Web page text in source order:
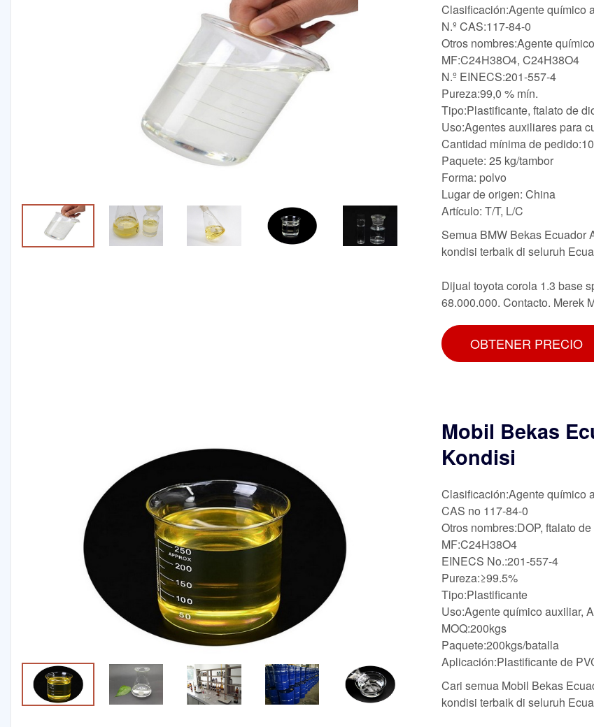
Clasificación:Agente químico
N.º CAS:117-84-0
Otros nombres:Agente
MF:C24H38O4, C24H38O4
N.º EINECS:201-557-4
Pureza:99,0 % mín.
Tipo:Plastificante, ftalato de
Uso:Agentes auxiliares para
Cantidad mínima de
Paquete: 25 kg/tambor
Forma: polvo
Lugar de origen: China
Artículo: T/T, L/C
Semua BMW Bekas Ecuador
kondisi terbaik di seluruh
Dijual toyota corola 1.3 base
68.000.000. Contacto. Merek
OBTENER PRECIO
Mobil Bekas
Kondisi
Clasificación:Agente químico
CAS no 117-84-0
Otros nombres:DOP, ftalato
MF:C24H38O4
EINECS No.:201-557-4
Pureza:≥99.5%
Tipo:Plastificante
Uso:Agente químico auxiliar,
MOQ:200kgs
Paquete:200kgs/batalla
Aplicación:Plastificante de
Cari semua Mobil Bekas
kondisi terbaik di seluruh